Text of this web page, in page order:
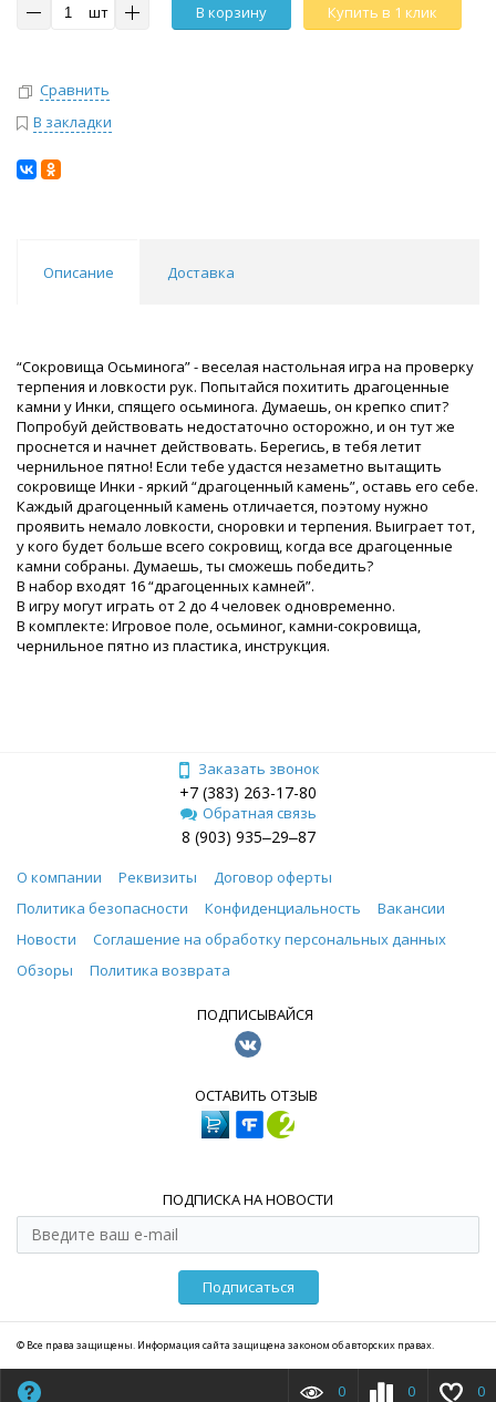
шт В корзину Купить в 1 клик
Сравнить
В закладки
Описание Доставка
“Сокровища Осьминога” - веселая настольная игра на проверку
терпения и ловкости рук. Попытайся похитить драгоценные
камни у Инки, спящего осьминога. Думаешь, он крепко спит?
Попробуй действовать недостаточно осторожно, и он тут же
проснется и начнет действовать. Берегись, в тебя летит
чернильное пятно! Если тебе удастся незаметно вытащить
сокровище Инки - яркий “драгоценный камень”, оставь его себе.
Каждый драгоценный камень отличается, поэтому нужно
проявить немало ловкости, сноровки и терпения. Выиграет тот,
у кого будет больше всего сокровищ, когда все драгоценные
камни собраны. Думаешь, ты сможешь победить?
В набор входят 16 “драгоценных камней”.
В игру могут играть от 2 до 4 человек одновременно.
В комплекте: Игровое поле, осьминог, камни-сокровища,
чернильное пятно из пластика, инструкция.
Заказать звонок
+7 (383) 263-17-80
Обратная связь
8 (903) 935‒29‒87
О компании Реквизиты
Договор оферты
Политика безопасности
Конфиденциальность
Вакансии
Новости
Соглашение на обработку персональных данных
Обзоры
Политика возврата
ПОДПИСЫВАЙСЯ
ОСТАВИТЬ ОТЗЫВ
ПОДПИСКА НА НОВОСТИ
Подписаться
© Все права защищены. Информация сайта защищена законом об авторских правах.
0 0 0